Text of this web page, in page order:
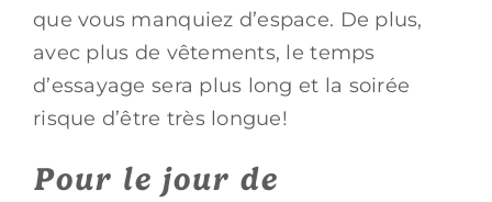
que vous manquiez d’espace. De plus,
avec plus de vêtements, le temps
d’essayage sera plus long et la soirée
risque d’être très longue!
Pour le jour de